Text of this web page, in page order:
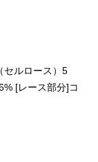
セルロース）5
[レース部分]コ